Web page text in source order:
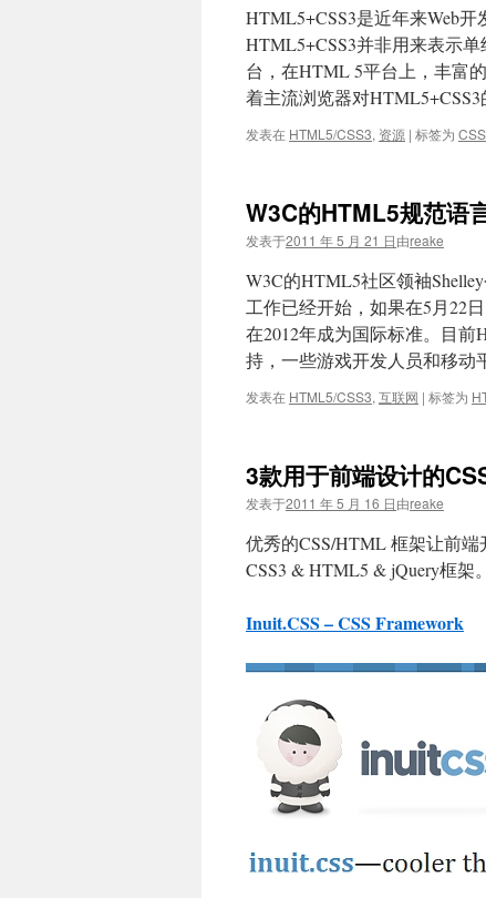
HTML5+CSS3是近年来Web
HTML5+CSS3并非用来表示
台，在HTML 5平台上，丰富
着主流浏览器对
发表在 HTML5/CSS3, 资源 | 标签为
W3C的HTML5规范语
发表于2011 年 5 月 21 日由reake
W3C的HTML5社区领袖
工作已经开始，如果在5月22
在2012年成为国际标准。目
持，一些游戏开发人员和移
发表在 HTML5/CSS3, 互联网 | 标签为
3款用于前端设计的
发表于2011 年 5 月 16 日由reake
优秀的CSS/HTML 框架让前
CSS3 & HTML5 & jQuery框架。
Inuit.CSS – CSS Framework